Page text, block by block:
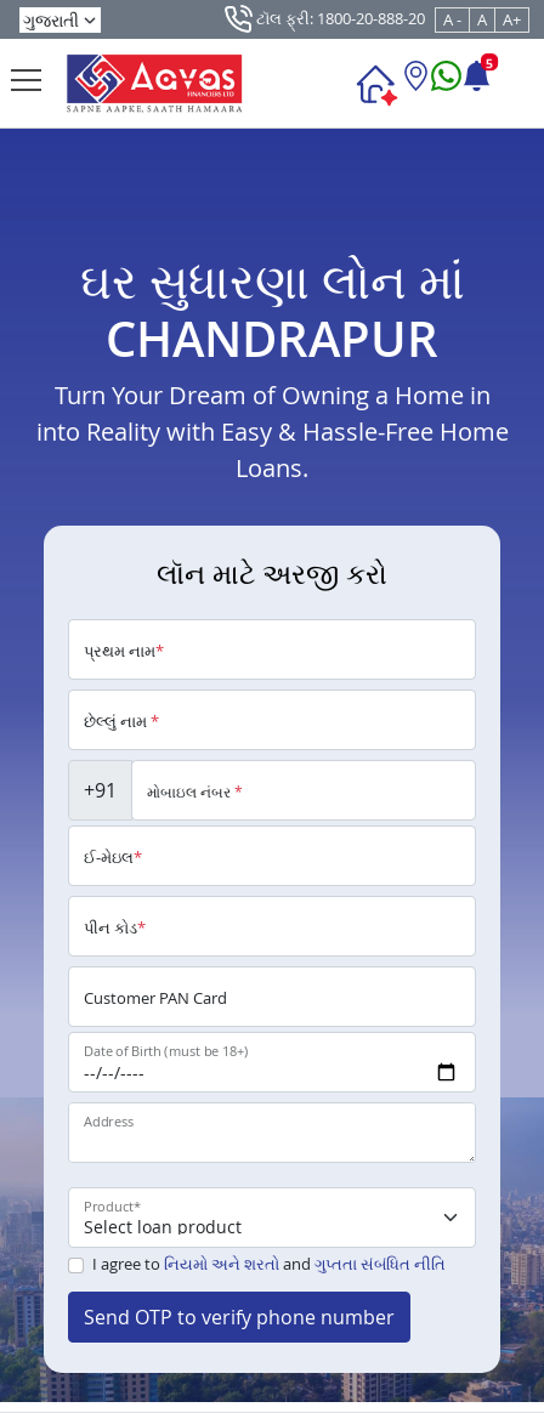
ટૉલ ફ્રી: 1800-20-888-20 A - A A+
5
ઘર સુધારણા લોન માં
CHANDRAPUR
Turn Your Dream of Owning a Home in
into Reality with Easy & Hassle-Free Home
Loans.
લૉન માટે અરજી કરો
પ્રથમ નામ*
છેલ્લું નામ*
+91 મોબાઇલ નંબર*
ઈ-મેઇલ*
પીન કોડ*
Customer PAN Card
Date of Birth (must be 18+)
Address
Product*
I agree to નિયમો અને શરતોand ગુપ્તતા સંબંધિત નીતિ
Send OTP to verify phone number